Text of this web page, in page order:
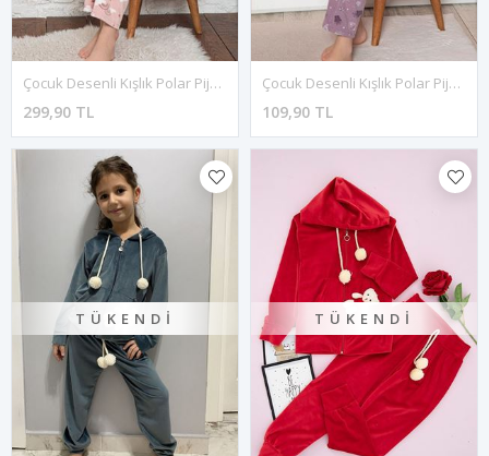
Çocuk Desenli Kışlık Polar Pijama Takımı 13C-0498
299,90 TL
Çocuk Desenli Kışlık Polar Pijama Takımı 3E-0496
109,90 TL
TÜKENDI TÜKENDI